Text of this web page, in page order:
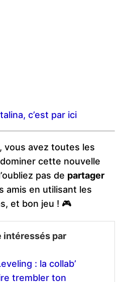
c’est par ici
vous avez toutes les
cette nouvelle
pas de partager
amis en utilisant les
et bon jeu ! 🎮
intéressés par
: la collab’
trembler ton